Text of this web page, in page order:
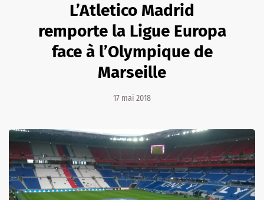
L’Atletico Madrid
remporte la Ligue Europa
face à l’Olympique de
Marseille
17 mai 2018